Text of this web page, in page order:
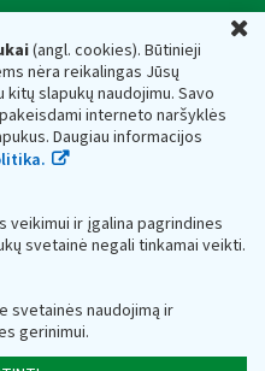
(angl. cookies). Būtinieji
nėra reikalingas Jūsų
slapukų naudojimu. Savo
interneto naršyklės
Daugiau informacijos
veikimui ir įgalina pagrindines
svetainė negali tinkamai veikti.
svetainės naudojimą ir
gerinimui.
— 188659752,
Vilnius, Lietuva, el.paštas:
188659752
inspekciją prie Lietuvos
ir saugomi Juridinių